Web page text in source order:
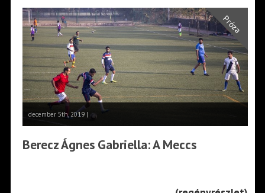
Próza
december 5th, 2019 |
Berecz Ágnes Gabriella: A Meccs